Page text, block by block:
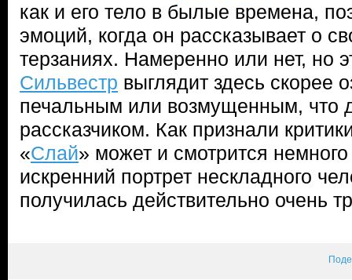
как и его тело в былые времена,
эмоций, когда он рассказывает о
терзаниях. Намеренно или нет, но
Сильвестр выглядит здесь скорее
печальным или возмущенным, что
рассказчиком. Как признали
«Слай» может и смотрится
искренний портрет нескладного
получилась действительно очень